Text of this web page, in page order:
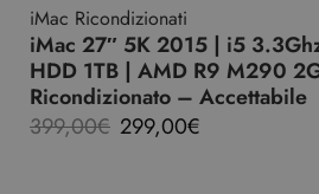
iMac Ricondizionati
iMac 27″ 5K 2015 | i5
HDD 1TB | AMD R9 M290
Ricondizionato – Accettabile
399,00€ 299,00€